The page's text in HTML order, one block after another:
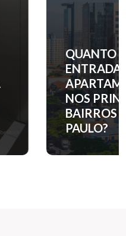
QUANTO
ENTRADA
NOS
BAIRROS
PAULO?